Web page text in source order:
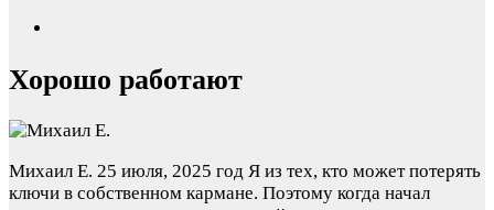
Хорошо работают
Михаил Е. 25 июля, 2025 год Я из тех, кто может потерять
ключи в собственном кармане. Поэтому когда начал